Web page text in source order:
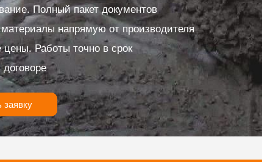
Полный пакет документов
напрямую от производителя
Работы точно в срок
заявку